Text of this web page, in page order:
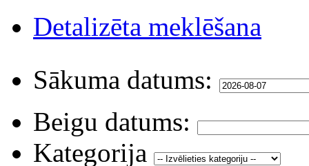
Detalizēta meklēšana
Sākuma datums:
Beigu datums:
Kategorija